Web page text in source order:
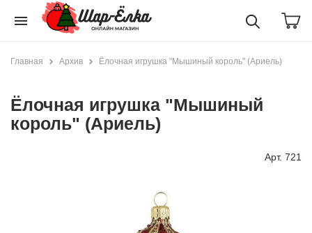
menu
Главная Архив Ёлочная игрушка "Мышиный король" (Ариель)
Ёлочная игрушка "Мышиный
король" (Ариель)
Арт. 721